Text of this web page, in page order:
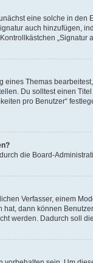
eine solche in
auch hinzufügen,
„Signatur
Themas
Du solltest einen
pro Benutzer“
die Board-
Verfasser, einem
dann können
werden. Dadurch soll